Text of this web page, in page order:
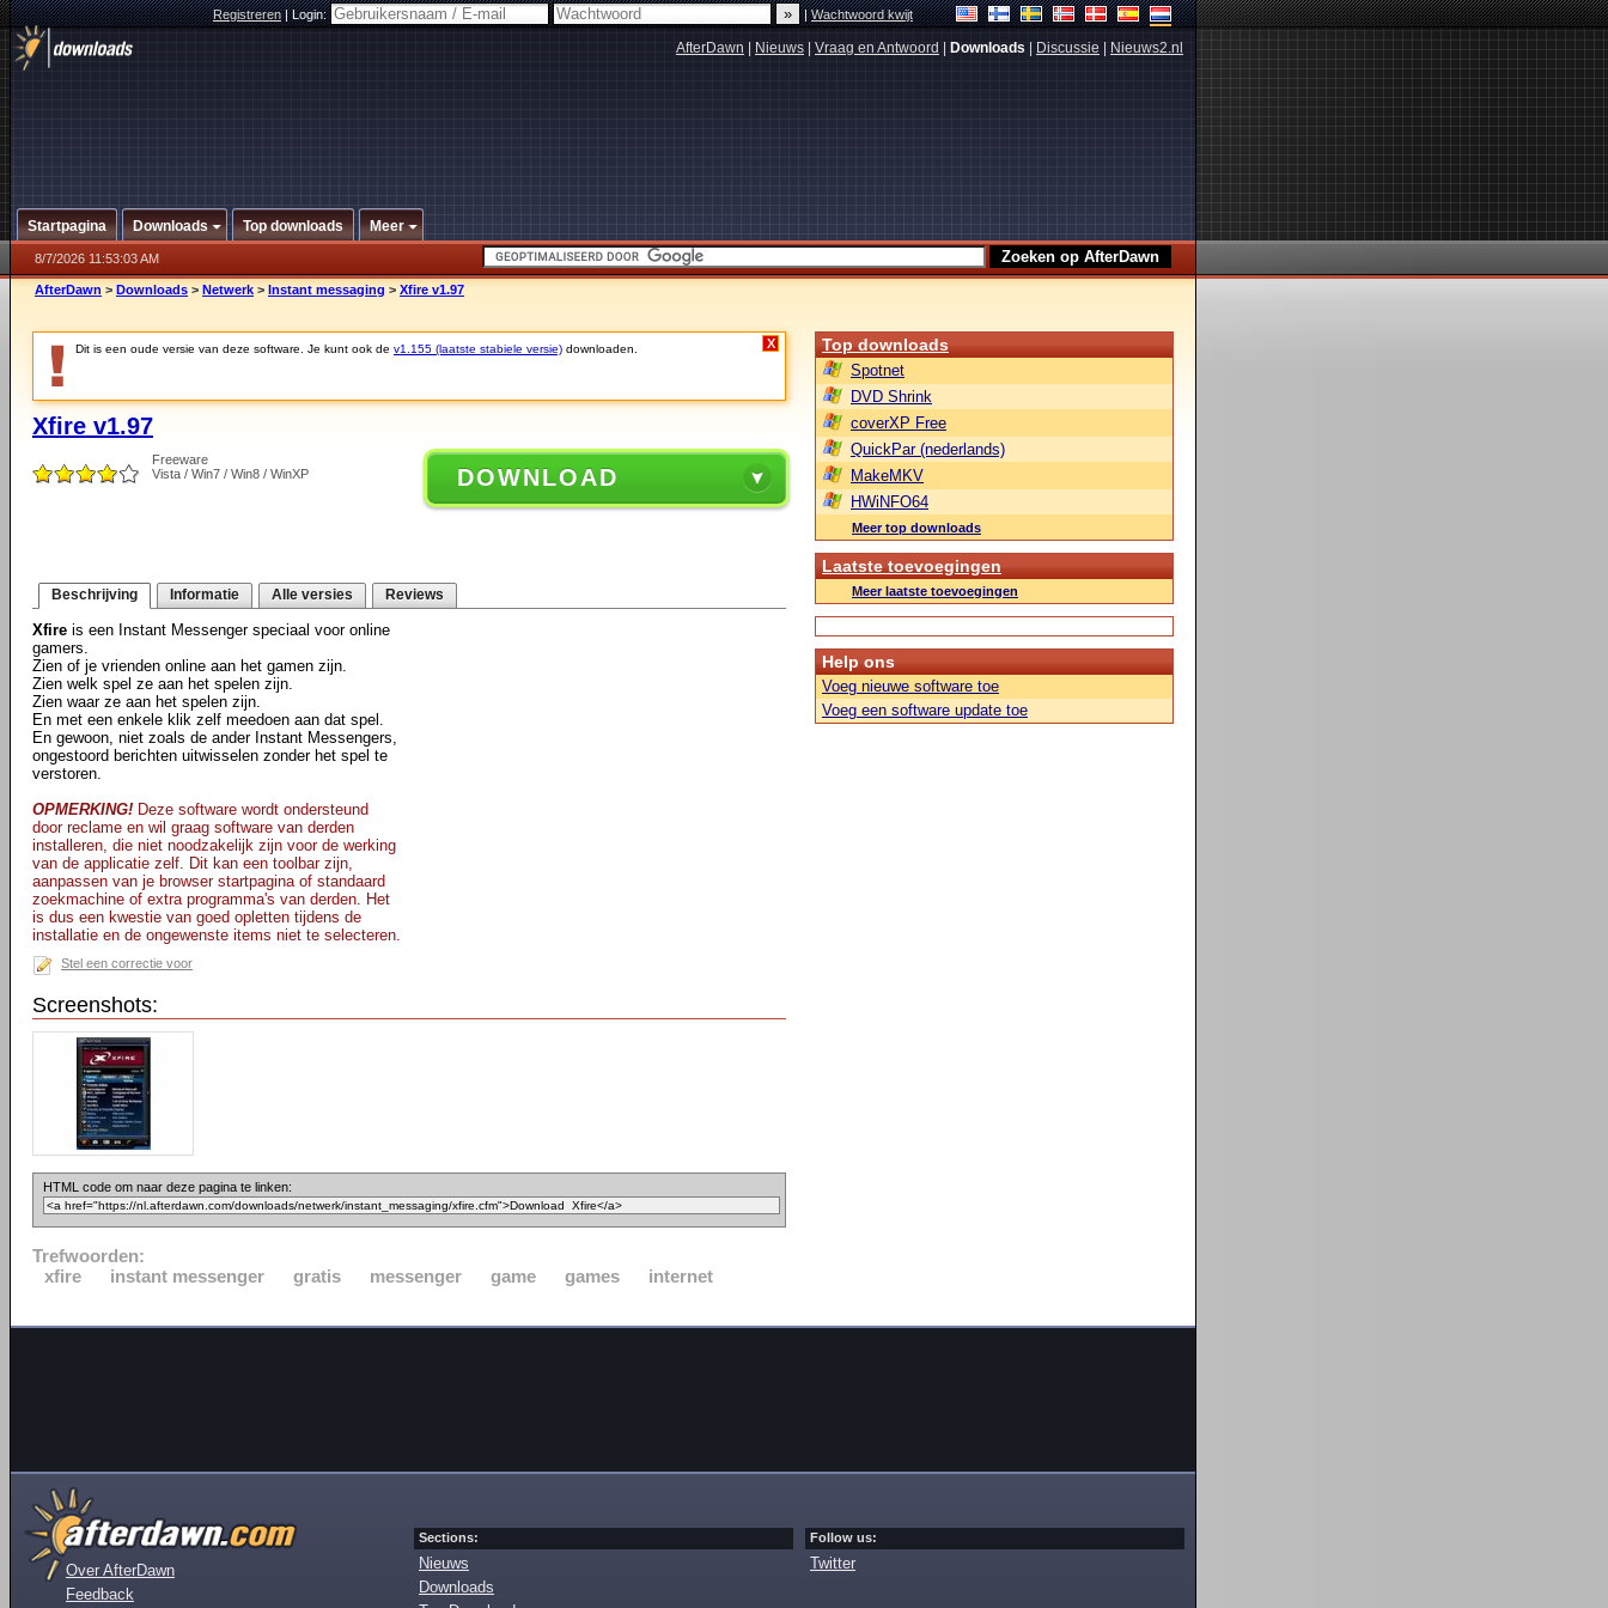
Registreren|Login: |Wachtwoord kwijt
AfterDawn Nieuws Vraag en Antwoord Downloads Discussie Nieuws2.nl
Startpagina Downloads Top downloads Meer
8/7/2026 11:53:03 AM
AfterDawn > Downloads > Netwerk > Instant messaging > Xfire v1.97
Dit is een oude versie van deze software. Je kunt ook de v1.155 (laatste stabiele versie) downloaden. X
Xfire v1.97
Freeware
Vista / Win7 / Win8 / WinXP
DOWNLOAD
Beschrijving Informatie Alle versies Reviews
Xfire is een Instant Messenger speciaal voor online
gamers.
Zien of je vrienden online aan het gamen zijn.
Zien welk spel ze aan het spelen zijn.
Zien waar ze aan het spelen zijn.
En met een enkele klik zelf meedoen aan dat spel.
En gewoon, niet zoals de ander Instant Messengers,
ongestoord berichten uitwisselen zonder het spel te
verstoren.
OPMERKING! Deze software wordt ondersteund
door reclame en wil graag software van derden
installeren, die niet noodzakelijk zijn voor de werking
van de applicatie zelf. Dit kan een toolbar zijn,
aanpassen van je browser startpagina of standaard
zoekmachine of extra programma's van derden. Het
is dus een kwestie van goed opletten tijdens de
installatie en de ongewenste items niet te selecteren.
Stel een correctie voor
Screenshots:
HTML code om naar deze pagina te linken:
Trefwoorden:
xfire
instant messenger gratis messenger game games internet
Top downloads
Spotnet
DVD Shrink
coverXP Free
QuickPar (nederlands)
MakeMKV
HWiNFO64
Meer top downloads
Laatste toevoegingen
Meer laatste toevoegingen
Help ons
Voeg nieuwe software toe
Voeg een software update toe
Over AfterDawn
Feedback
Sections:
Nieuws
Downloads
Follow us:
Twitter